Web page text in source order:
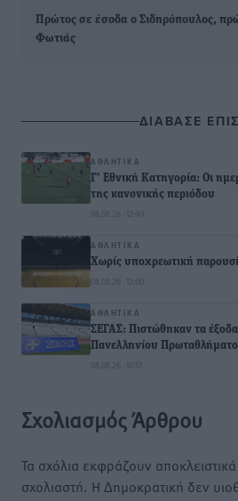
Πρώτος σε έσοδα ο Σιδηρόπουλος,
Φωτιάς
ΔΙΑΒΑΣΕ
ΑΘΛΗΤΙΚΆ
Γ’ Εθνική Κατηγορία: Οι
της κανονικής περιόδου
08.08.26 · 12:40
ΑΘΛΗΤΙΚΆ
Χωρίς υποχρεωτική
08.08.26 · 12:00
ΑΘΛΗΤΙΚΆ
ΣΕΓΑΣ: Πιστώθηκαν τα
Πανελληνίου
08.08.26 · 10:51
Σχολιασμός Άρθρου
Τα σχόλια εκφράζουν
σχολιαστή. Η Δημοκρατική δεν